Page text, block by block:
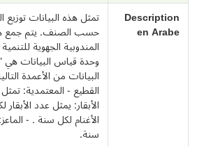
Description
en Arabe
تمثل هذه البيانات
حسب الصنف. يتم جمع
المندوبية الجهوية
وحدة قياس البيانات هي
البيانات من الأعمدة
القطيع - المعتمدية: تمثل
الأبقار: يمثل عدد
الأغنام لكل سنة . -
سنة.